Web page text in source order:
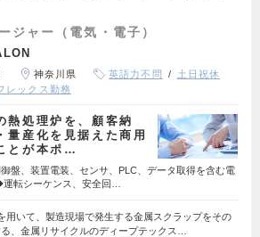
ジャー（電気・電子）
神奈川県 英語力不問
土日祝休
レックス勤務
熱処理炉を、顧客納
量産化を見据えた商用
とが本ポ…
盤、装置電装、センサ、PLC、データ取得を含む電
転シーケンス、安全回…
用いて、製造現場で発生する金属スクラップをその
、金属リサイクルのディープテックス…